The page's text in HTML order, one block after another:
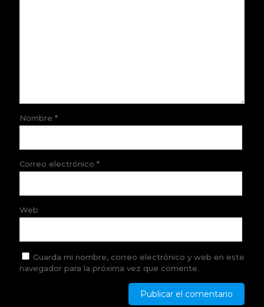
Nombre *
Correo electrónico *
Web
Guarda mi nombre, correo electrónico y web en este
navegador para la próxima vez que comente.